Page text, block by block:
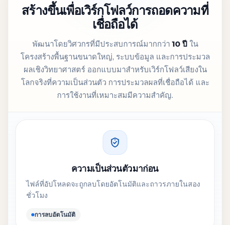
สร้างขึ้นเพื่อเวิร์กโฟลว์การถอดความที่
เชื่อถือได้
พัฒนาโดยวิศวกรที่มีประสบการณ์มากกว่า 10 ปีใน
โครงสร้างพื้นฐานขนาดใหญ่, ระบบข้อมูล และการประมวล
ผลเชิงวิทยาศาสตร์ ออกแบบมาสำหรับเวิร์กโฟลว์เสียงใน
โลกจริงที่ความเป็นส่วนตัว การประมวลผลที่เชื่อถือได้ และ
การใช้งานที่เหมาะสมมีความสำคัญ.
ความเป็นส่วนตัวมาก่อน
ไฟล์ที่อัปโหลดจะถูกลบโดยอัตโนมัติและถาวรภายในสอง
ชั่วโมง
การลบอัตโนมัติ